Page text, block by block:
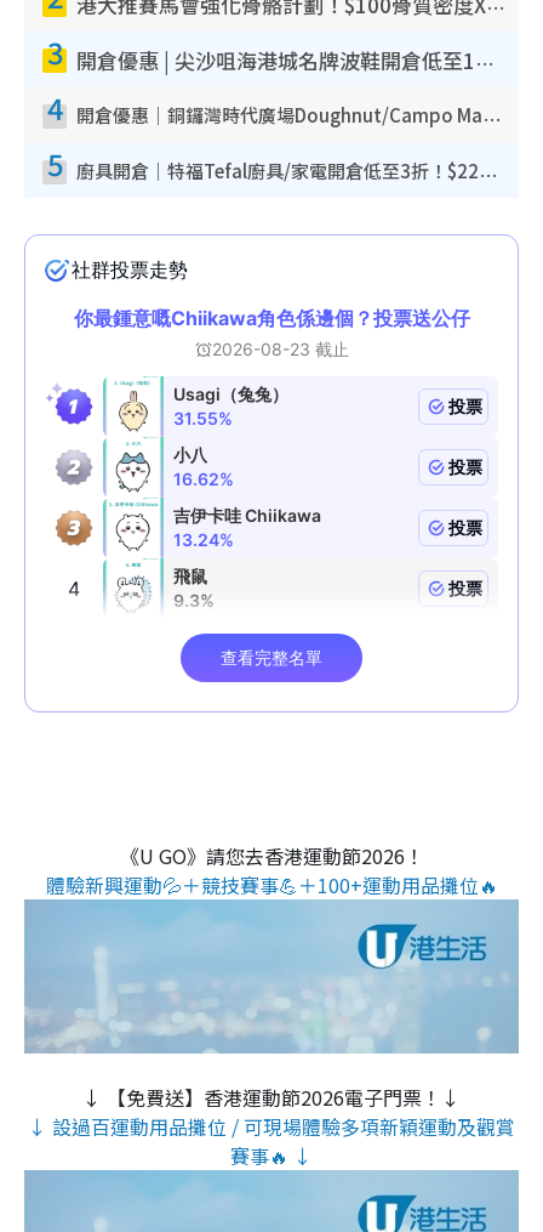
港大推賽馬會強化骨骼計劃！$100骨質密度X光檢查 完成免費運動訓練送超市禮券！附參加資格
3 開倉優惠 | 尖沙咀海港城名牌波鞋開倉低至1折！On鞋$899起／Joy&Peace鞋履$98起
4 開倉優惠｜銅鑼灣時代廣場Doughnut/Campo Marzio開倉低至1折！背囊、書包、手袋劈價$200起
5 廚具開倉｜特福Tefal廚具/家電開倉低至3折！$220起買平底鍋/炒鑊/湯煲！電飯煲/吸塵機/燙斗$418起
《U GO》請您去香港運動節2026！
體驗新興運動💦＋競技賽事💪＋100+運動用品攤位🔥
↓ 【免費送】香港運動節2026電子門票！↓
↓ 設過百運動用品攤位 / 可現場體驗多項新穎運動及觀賞
賽事🔥 ↓